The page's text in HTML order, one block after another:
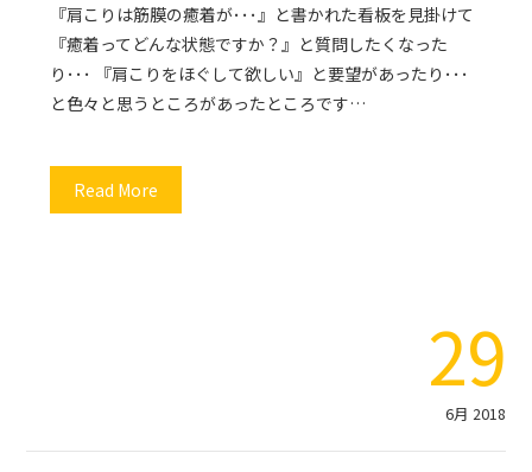
『肩こりは筋膜の癒着が･･･』と書かれた看板を見掛けて
『癒着ってどんな状態ですか？』と質問したくなった
り･･･ 『肩こりをほぐして欲しい』と要望があったり･･･
と色々と思うところがあったところです…
Read More
29
6月 2018